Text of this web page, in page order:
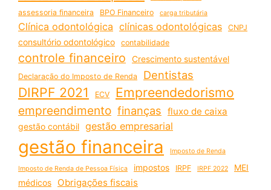
assessoria financeira
BPO Financeiro carga tributária
Clínica odontológica clínicas odontológicas CNPJ
consultório odontológico contabilidade
controle financeiro Crescimento sustentável
Declaração do Imposto de Renda Dentistas
DIRPF 2021 ECV Empreendedorismo
empreendimento finanças fluxo de caixa
gestão contábil gestão empresarial
gestão financeira Imposto de Renda
Imposto de Renda de Pessoa Física impostos IRPF IRPF 2022
MEI
médicos
Obrigações fiscais